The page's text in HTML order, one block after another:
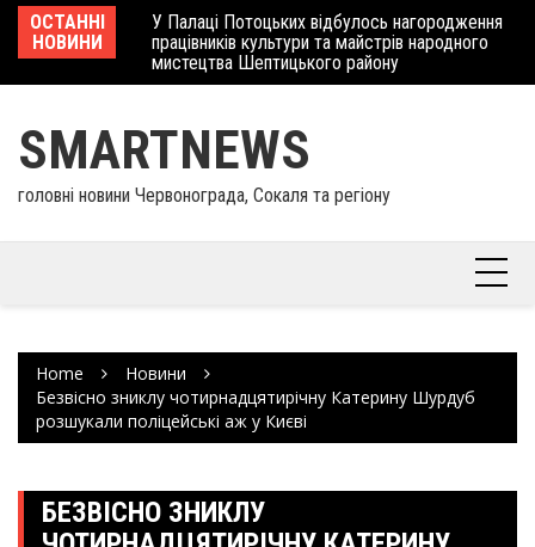
Skip
content
ОСТАННІ
НОВИНИ
У Палаці Потоцьких відбулось нагородження
працівників культури та майстрів народного
мистецтва Шептицького району
SMARTNEWS
головні новини Червонограда, Сокаля та регіону
Home
Новини
Безвісно зниклу чотирнадцятирічну Катерину Шурдуб
розшукали поліцейські аж у Києві
БЕЗВІСНО ЗНИКЛУ